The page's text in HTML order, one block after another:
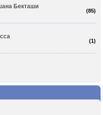
(85)
Бекташи
(1)